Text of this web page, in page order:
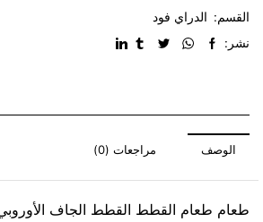
القسم: الدراي فود
نشر:
الوصف مراجعات (0)
طعام طعام القطط القطط الجاف